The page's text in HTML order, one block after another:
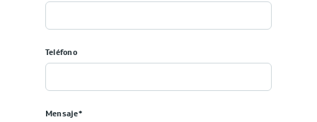
Teléfono
Mensaje*